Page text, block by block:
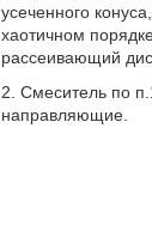
усеченного
хаотичном
рассеивающий
2. Смеситель по
направляющие.